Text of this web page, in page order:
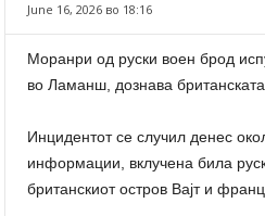
June 16, 2026 во 18:16
Моранри од руски воен брод
во Ламанш, дознава британската
Инцидентот се случил денес
информации, вклучена била
британскиот остров Вајт и